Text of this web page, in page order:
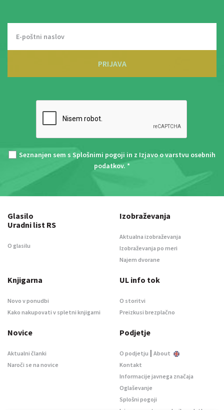
PRIJAVA
Seznanjen sem s Splošnimi pogoji in z Izjavo o varstvu osebnih
podatkov. *
Glasilo
Uradni list RS
O glasilu
Izobraževanja
Aktualna izobraževanja
Izobraževanja po meri
Najem dvorane
Knjigarna
Novo v ponudbi
Kako nakupovati v spletni knjigarni
UL info tok
O storitvi
Preizkusi brezplačno
Novice
Aktualni članki
Naroči se na novice
Podjetje
O podjetju | About
Kontakt
Informacije javnega značaja
Oglaševanje
Splošni pogoji